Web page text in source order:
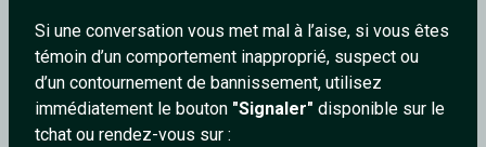
Si une conversation vous met mal à l’aise, si vous êtes
témoin d’un comportement inapproprié, suspect ou
d’un contournement de bannissement, utilisez
immédiatement le bouton "Signaler" disponible sur le
tchat ou rendez-vous sur :